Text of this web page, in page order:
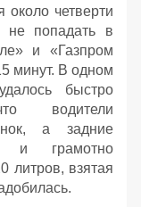
около четверти
не попадать в
и «Газпром
минут. В одном
быстро
водители
а задние
и грамотно
литров, взятая